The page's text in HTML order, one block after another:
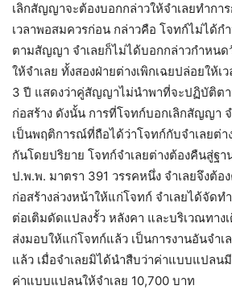
เลิกสัญญาจะต้องบอกกล่าวให้จำเลยทำกา
เวลาพอสมควรก่อน กล่าวคือ โจทก์ไม่ได้ก
ตามสัญญา จำเลยก็ไม่ได้บอกกล่าวกำหน
ให้จำเลย ทั้งสองฝ่ายต่างเพิกเฉยปล่อยให้เ
3 ปี แสดงว่าคู่สัญญาไม่นำพาที่จะปฏิบัติต
ก่อสร้าง ดังนั้น การที่โจทก์บอกเลิกสัญญา
เป็นพฤติการณ์ที่ถือได้ว่าโจทก์กับจำเลยต่
กันโดยปริยาย โจทก์จำเลยต่างต้องคืนสู่ฐา
ป.พ.พ. มาตรา 391 วรรคหนึ่ง จำเลยจึงต้อ
ก่อสร้างล่วงหน้าให้แก่โจทก์ จำเลยได้จัด
ต่อเติมดัดแปลงรั้ว หลังคา และบริเวณทาง
ส่งมอบให้แก่โจทก์แล้ว เป็นการงานอันจำเ
แล้ว เมื่อจำเลยมิได้นำสืบว่าค่าแบบแปลน
ค่าแบบแปลนให้จำเลย 10,700 บาท